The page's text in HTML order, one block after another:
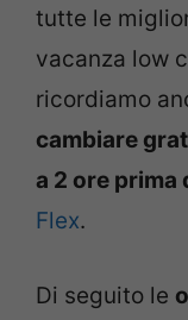
tutte le
vacanza low
ricordiamo
cambiare
a 2 ore prima
Flex.
Di seguito le